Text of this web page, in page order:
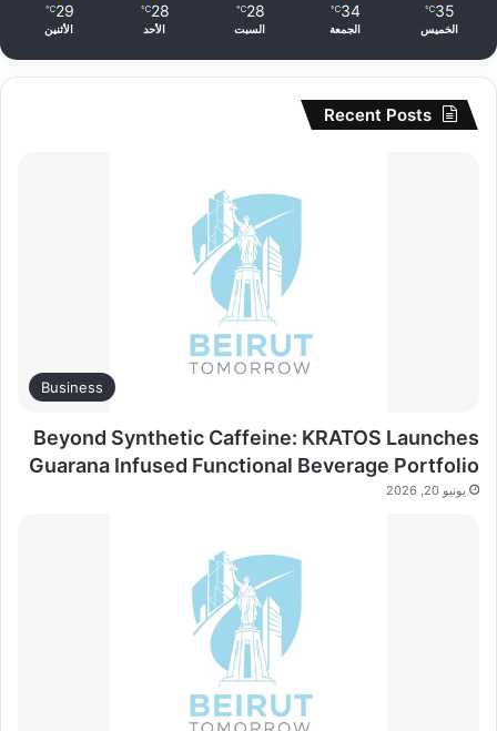
35
℃
الخميس
34
℃
الجمعة
28
℃
السبت
28
℃
الأحد
29
℃
الأثنين
Recent Posts
Business
Beyond Synthetic Caffeine: KRATOS Launches
Guarana Infused Functional Beverage Portfolio
يونيو 20, 2026